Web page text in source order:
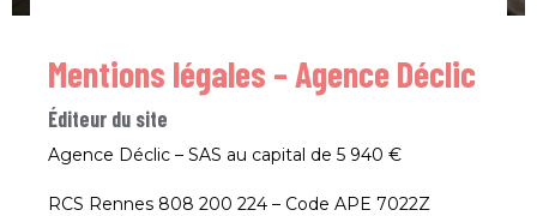
Mentions légales – Agence Déclic
Éditeur du site
Agence Déclic – SAS au capital de 5 940 €
RCS Rennes 808 200 224 – Code APE 7022Z